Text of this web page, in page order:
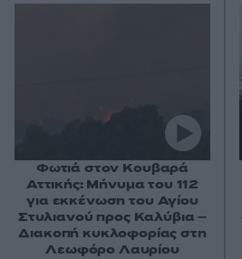
Φωτιά στον Κουβαρά
Αττικής: Μήνυμα του 112
για εκκένωση του Αγίου
Στυλιανού προς Καλύβια –
Διακοπή κυκλοφορίας στη
Λεωφόρο Λαυρίου